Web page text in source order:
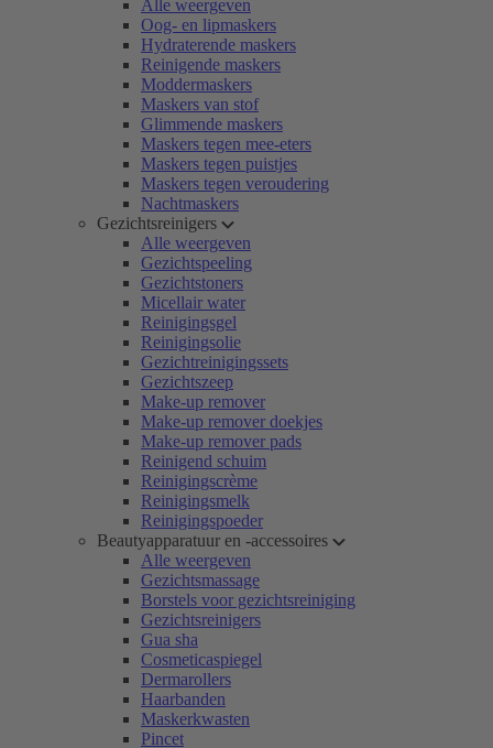
Alle weergeven
Oog- en lipmaskers
Hydraterende maskers
Reinigende maskers
Moddermaskers
Maskers van stof
Glimmende maskers
Maskers tegen mee-eters
Maskers tegen puistjes
Maskers tegen veroudering
Nachtmaskers
Gezichtsreinigers
Alle weergeven
Gezichtspeeling
Gezichtstoners
Micellair water
Reinigingsgel
Reinigingsolie
Gezichtreinigingssets
Gezichtszeep
Make-up remover
Make-up remover doekjes
Make-up remover pads
Reinigend schuim
Reinigingscrème
Reinigingsmelk
Reinigingspoeder
Beautyapparatuur en -accessoires
Alle weergeven
Gezichtsmassage
Borstels voor gezichtsreiniging
Gezichtsreinigers
Gua sha
Cosmeticaspiegel
Dermarollers
Haarbanden
Maskerkwasten
Pincet